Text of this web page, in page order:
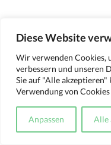
Diese Website
Wir verwenden Cookies,
verbessern und unseren
Sie auf "Alle
Verwendung von Cookies
Anpassen Alle
Kontakt